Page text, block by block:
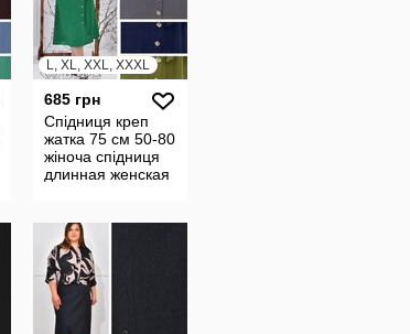
L, XL, XXL, XXXL
685 грн
Спідниця креп
жатка 75 см 50-80
жіноча спідниця
длинная женская
24242